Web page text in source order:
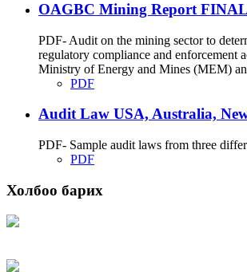
OAGBC Mining Report FINAL
PDF- Audit on the mining sector to
regulatory compliance and enforcement
Ministry of Energy and Mines (MEM)
PDF
Audit Law USA, Australia,
PDF- Sample audit laws from three
PDF
Холбоо барих